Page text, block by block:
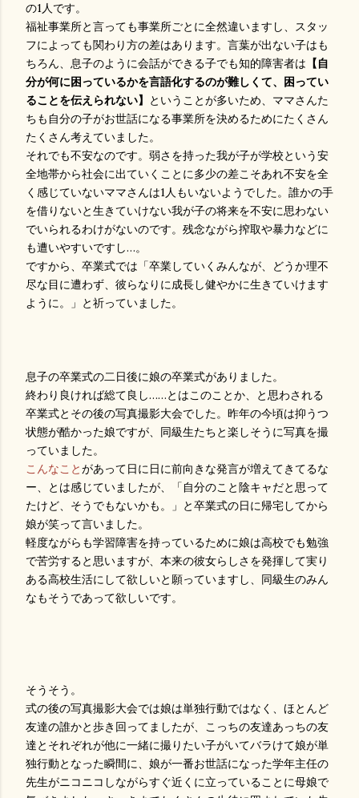
の1人です。
福祉事業所と言っても事業所ごとに全然違いますし、スタッ
フによっても関わり方の差はあります。言葉が出ない子はも
ちろん、息子のように会話ができる子でも知的障害者は 【自
分が何に困っているかを言語化するのが難しくて、困ってい
ることを伝えられない】
ということが多いため、ママさんた
ちも自分の子がお世話になる事業所を決めるためにたくさん
たくさん考えていました。
それでも不安なのです。弱さを持った我が子が学校という安
全地帯から社会に出ていくことに多少の差こそあれ不安を全
く感じていないママさんは1人もいないようでした。誰かの手
を借りないと生きていけない我が子の将来を不安に思わない
でいられるわけがないのです。残念ながら搾取や暴力などに
も遭いやすいですし…。
ですから、卒業式では「卒業していくみんなが、どうか理不
尽な目に遭わず、彼らなりに成長し健やかに生きていけます
ように。」と祈っていました。
息子の卒業式の二日後に娘の卒業式がありました。
終わり良ければ総て良し……とはこのことか、と思わされる
卒業式とその後の写真撮影大会でした。昨年の今頃は抑うつ
状態が酷かった娘ですが、同級生たちと楽しそうに写真を撮
っていました。
こんなことがあって日に日に前向きな発言が増えてきてるな
ー、とは感じていましたが、「自分のこと陰キャだと思って
たけど、そうでもないかも。」と卒業式の日に帰宅してから
娘が笑って言いました。
軽度ながらも学習障害を持っているために娘は高校でも勉強
で苦労すると思いますが、本来の彼女らしさを発揮して実り
ある高校生活にして欲しいと願っていますし、同級生のみん
なもそうであって欲しいです。
そうそう。
式の後の写真撮影大会では娘は単独行動ではなく、ほとんど
友達の誰かと歩き回ってましたが、こっちの友達あっちの友
達とそれぞれが他に一緒に撮りたい子がいてバラけて娘が単
独行動となった瞬間に、娘が一番お世話になった学年主任の
先生がニコニコしながらすぐ近くに立っていることに母娘で